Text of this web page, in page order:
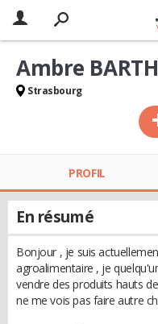
Ambre
Strasbourg
PROFIL
En résumé
Bonjour , je suis
agroalimentaire , je
vendre des produits hauts
ne me vois pas faire autre